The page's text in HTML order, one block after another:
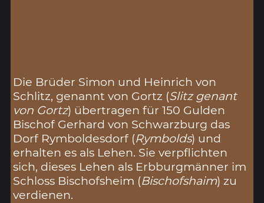
Die Brüder Simon und Heinrich von
Schlitz, genannt von Gortz (Slitz genant
von Gortz) übertragen für 150 Gulden
Bischof Gerhard von Schwarzburg das
Dorf Rymboldesdorf (Rymbolds) und
erhalten es als Lehen. Sie verpflichten
sich, dieses Lehen als Erbburgmänner im
Schloss Bischofsheim (Bischofshaim) zu
verdienen.